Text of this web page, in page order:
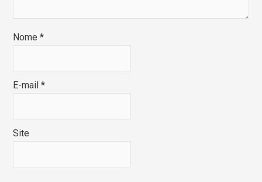
Nome*
E-mail*
Site